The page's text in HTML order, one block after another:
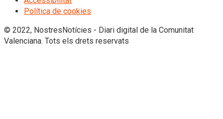
Política de cookies
© 2022, NostresNotícies - Diari digital de la Comunitat
Valenciana. Tots els drets reservats